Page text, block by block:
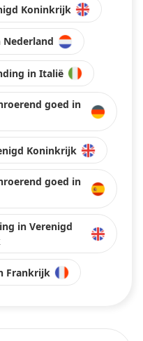
Koninkrijk
in Italië
goed in
Koninkrijk
goed in
in Verenigd
Frankrijk